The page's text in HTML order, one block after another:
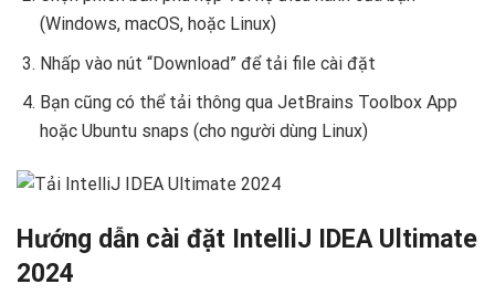
(Windows, macOS, hoặc Linux)
Nhấp vào nút “Download” để tải file cài đặt
Bạn cũng có thể tải thông qua JetBrains Toolbox App
hoặc Ubuntu snaps (cho người dùng Linux)
Hướng dẫn cài đặt IntelliJ IDEA Ultimate
2024